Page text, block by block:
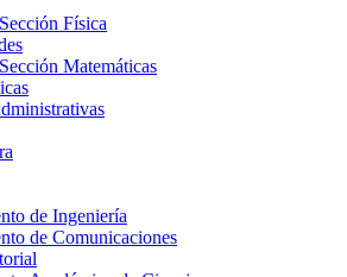
Física
Matemáticas
de Ingeniería
de Comunicaciones